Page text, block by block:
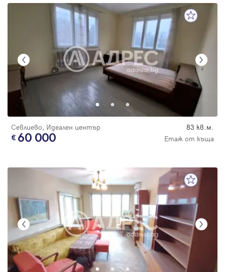
Севлиево, Идеален център 83 кв.м.
60 000 Етаж от къща